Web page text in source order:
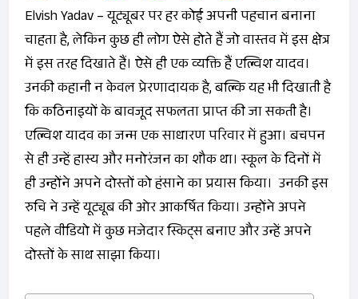
Elvish Yadav – यूट्यूबर पर हर कोई अपनी पहचान बनाना
चाहता है, लेकिन कुछ ही लोग ऐसे होते हैं जो वास्तव में इस क्षेत्र
में इस तरह दिखाते हैं। ऐसे ही एक व्यक्ति हैं एल्विश यादव।
उनकी कहानी न केवल प्रेरणादायक है, बल्कि यह भी दिखाती है
कि कठिनाइयों के बावजूद सफलता प्राप्त की जा सकती है।
एल्विश यादव का जन्म एक साधारण परिवार में हुआ। बचपन
से ही उन्हें हास्य और मनोरंजन का शौक था। स्कूल के दिनों में
ही उन्होंने अपने दोस्तों को हंसाने का प्रयास किया। उनकी इस
रुचि ने उन्हें यूट्यूब की ओर आकर्षित किया। उन्होंने अपने
पहले वीडियो में कुछ मजेदार स्किट्स बनाए और उन्हें अपने
दोस्तों के साथ साझा किया।